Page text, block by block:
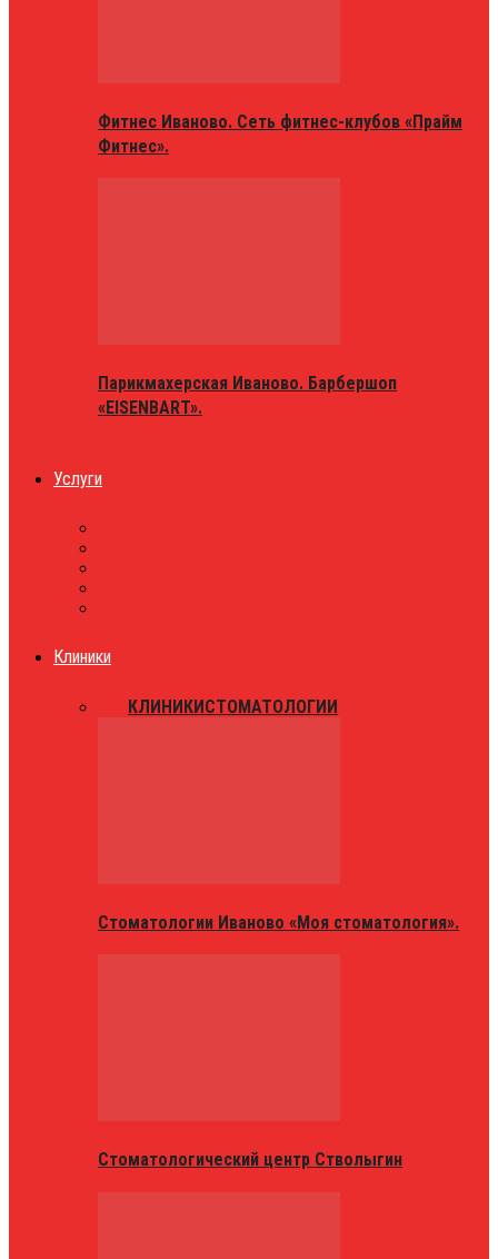
Фитнес Иваново. Сеть фитнес-клубов «Прайм
Фитнес».
Парикмахерская Иваново. Барбершоп
«EISENBART».
Услуги
Клиники
КЛИНИКИСТОМАТОЛОГИИ
Стоматологии Иваново «Моя стоматология».
Стоматологический центр Стволыгин